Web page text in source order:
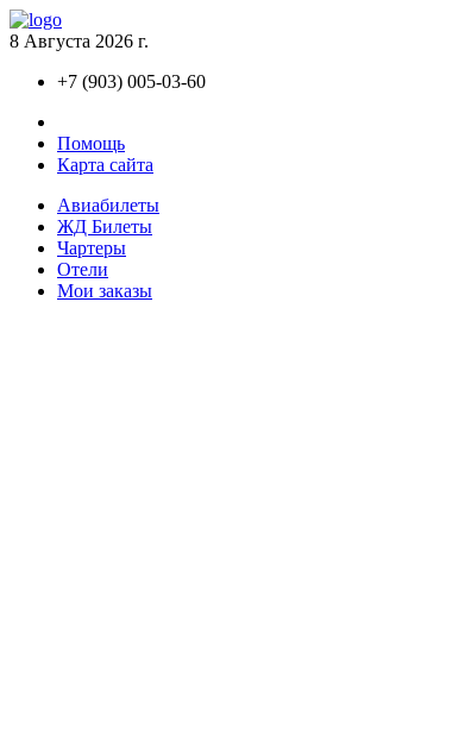
8 Августа 2026 г.
+7 (903) 005-03-60
Помощь
Карта сайта
Авиaбилеты
ЖД Билеты
Чартеры
Отели
Мои заказы